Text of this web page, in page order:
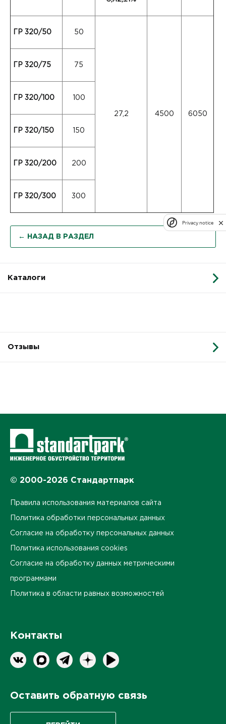
ГР 320/50 50
27,2 4500 6050
ГР 320/75 75
ГР 320/100 100
ГР 320/150 150
ГР 320/200 200
ГР 320/300 300
← НАЗАД В РАЗДЕЛ
Каталоги
Отзывы
© 2000-2026 Стандартпарк
Правила использования материалов сайта
Политика обработки персональных данных
Согласие на обработку персональных данных
Политика использования cookies
Согласие на обработку данных метрическими
программами
Политика в области равных возможностей
Контакты
Оставить обратную связь
Privacy notice